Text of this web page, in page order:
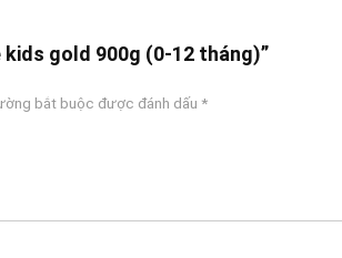
gold 900g (0-12 tháng)”
bắt buộc được đánh dấu *